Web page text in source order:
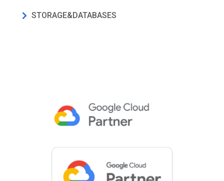
STORAGE&DATABASES